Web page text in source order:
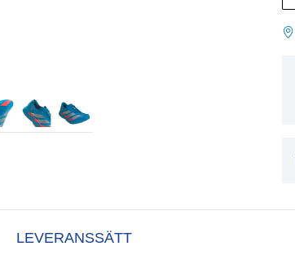
LEVERANSSÄTT